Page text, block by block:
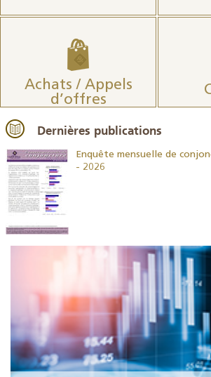
Achats / Appels
d’offres
Dernières publications
Enquête mensuelle de
- 2026